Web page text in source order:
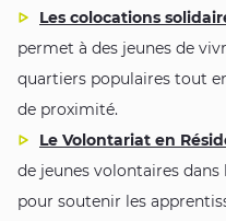
Les colocations
permet à des jeunes de
quartiers populaires tout
de proximité.
Le Volontariat en
de jeunes volontaires
pour soutenir les